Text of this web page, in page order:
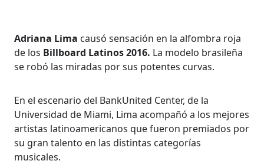
Adriana Lima causó sensación en la alfombra roja
de los Billboard Latinos 2016. La modelo brasileña
se robó las miradas por sus potentes curvas.
En el escenario del BankUnited Center, de la
Universidad de Miami, Lima acompañó a los mejores
artistas latinoamericanos que fueron premiados por
su gran talento en las distintas categorías
musicales.